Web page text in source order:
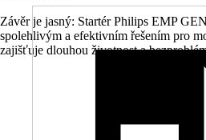
Závěr je jasný: Startér Philips EMP
spolehlivým a efektivním řešením pro
zajišťuje dlouhou životnost a